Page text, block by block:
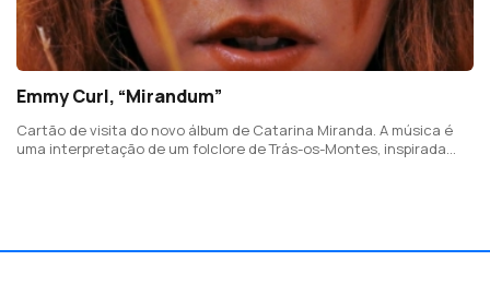
Emmy Curl, “Mirandum”
Cartão de visita do novo álbum de Catarina Miranda. A música é
uma interpretação de um folclore de Trás-os-Montes, inspirada